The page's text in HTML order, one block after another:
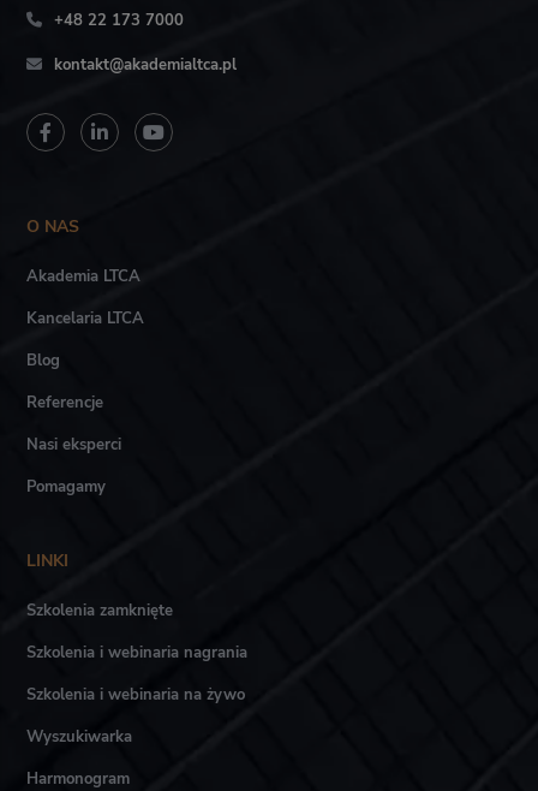
+48 22 173 7000
kontakt@akademialtca.pl
O NAS
Akademia LTCA
Kancelaria LTCA
Blog
Referencje
Nasi eksperci
Pomagamy
LINKI
Szkolenia zamknięte
Szkolenia i webinaria nagrania
Szkolenia i webinaria na żywo
Wyszukiwarka
Harmonogram